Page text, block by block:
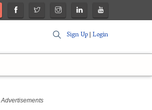
Sign Up|Login